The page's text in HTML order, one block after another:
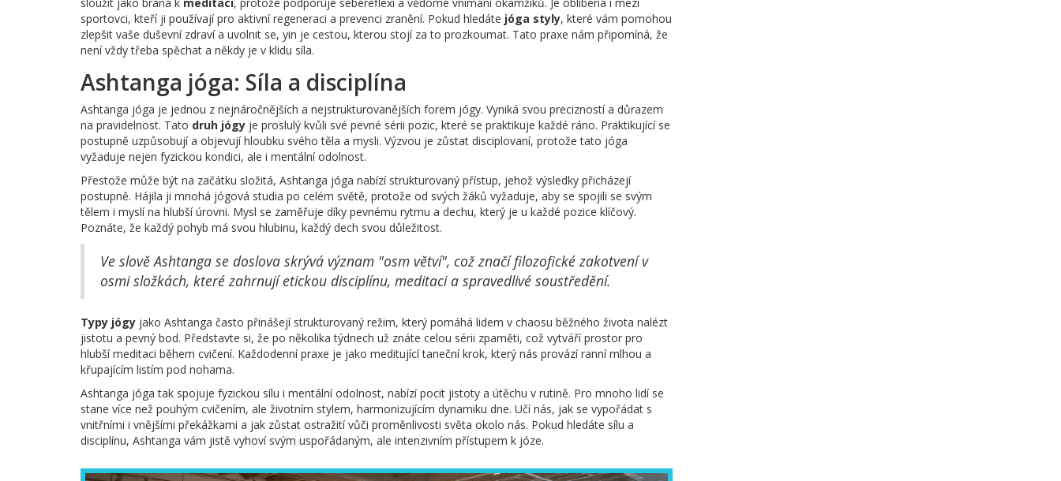
sportovci, kteří ji používají pro aktivní regeneraci a prevenci zranění. Pokud hledáte jóga styly, které vám pomohou
zlepšit vaše duševní zdraví a uvolnit se, yin je cestou, kterou stojí za to prozkoumat. Tato praxe nám připomíná, že
není vždy třeba spěchat a někdy je v klidu síla.
Ashtanga jóga: Síla a disciplína
Ashtanga jóga je jednou z nejnáročnějších a nejstrukturovanějších forem jógy. Vyniká svou precizností a důrazem
na pravidelnost. Tato druh jógy je proslulý kvůli své pevné sérii pozic, které se praktikuje každé ráno. Praktikující se
postupně uzpůsobují a objevují hloubku svého těla a mysli. Výzvou je zůstat disciplovaní, protože tato jóga
vyžaduje nejen fyzickou kondici, ale i mentální odolnost.
Přestože může být na začátku složitá, Ashtanga jóga nabízí strukturovaný přístup, jehož výsledky přicházejí
postupně. Hájila ji mnohá jógová studia po celém světě, protože od svých žáků vyžaduje, aby se spojili se svým
tělem i myslí na hlubší úrovni. Mysl se zaměřuje díky pevnému rytmu a dechu, který je u každé pozice klíčový.
Poznáte, že každý pohyb má svou hlubinu, každý dech svou důležitost.
Ve slově Ashtanga se doslova skrývá význam "osm větví", což značí filozofické zakotvení v
osmi složkách, které zahrnují etickou disciplínu, meditaci a spravedlivé soustředění.
Typy jógy jako Ashtanga často přinášejí strukturovaný režim, který pomáhá lidem v chaosu běžného života nalézt
jistotu a pevný bod. Představte si, že po několika týdnech už znáte celou sérii zpaměti, což vytváří prostor pro
hlubší meditaci během cvičení. Každodenní praxe je jako meditující taneční krok, který nás provází ranní mlhou a
křupajícím listím pod nohama.
Ashtanga jóga tak spojuje fyzickou sílu i mentální odolnost, nabízí pocit jistoty a útěchu v rutině. Pro mnoho lidí se
stane více než pouhým cvičením, ale životním stylem, harmonizujícím dynamiku dne. Učí nás, jak se vypořádat s
vnitřními i vnějšími překážkami a jak zůstat ostražití vůči proměnlivosti světa okolo nás. Pokud hledáte sílu a
disciplínu, Ashtanga vám jistě vyhoví svým uspořádaným, ale intenzivním přístupem k józe.